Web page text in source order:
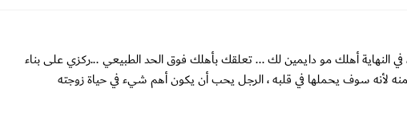
النهاية أهلك مو دايمين لك ... تعلقك بأهلك فوق الحد الطبيعي ...ركزي على بناء
لأنه سوف يحملها في قلبه ، الرجل يحب أن يكون أهم شيء في حياة زوجته